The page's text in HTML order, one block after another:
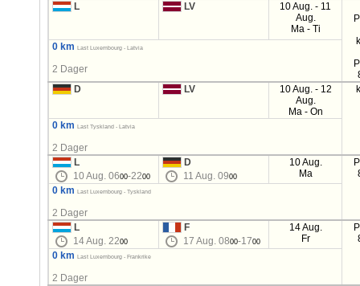
L
LV
10 Aug. - 11
Aug.
Ma - Ti
0 km Last Luxembourg - Latvia
2 Dager
D
LV
10 Aug. - 12
Aug.
Ma - On
0 km Last Tyskland - Latvia
2 Dager
L
10 Aug. 0600-2200
D
11 Aug. 0900
10 Aug.
Ma
0 km
Last Luxembourg - Tyskland
2 Dager
L
14 Aug. 2200
F
17 Aug. 0800-1700
14 Aug.
Fr
0 km
Last Luxembourg - Frankrike
2 Dager